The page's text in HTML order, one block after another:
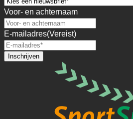
Voor- en achternaam
E-mailadres(Vereist)
Inschrijven